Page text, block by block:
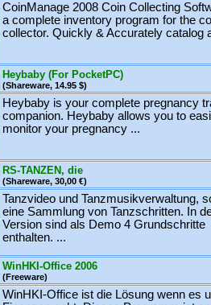
CoinManage 2008 Coin Collecting
a complete inventory program for the
collector. Quickly & Accurately catalog
Heybaby (For PocketPC)
(Shareware, 14.95 $)
Heybaby is your complete pregnancy
companion. Heybaby allows you to
monitor your pregnancy ...
RS-TANZEN, die
(Shareware, 30,00 €)
Tanzvideo und Tanzmusikverwaltung,
eine Sammlung von Tanzschritten. In
Version sind als Demo 4 Grundschritte
enthalten. ...
WinHKI-Office 2006
(Freeware)
WinHKI-Office ist die Lösung wenn es